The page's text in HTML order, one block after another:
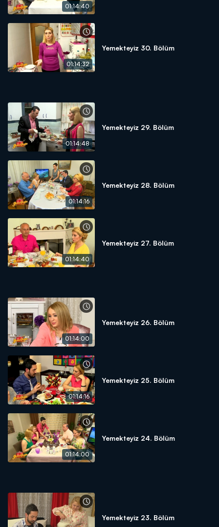
01:14:40
01:14:32
Yemekteyiz 30. Bölüm
01:14:48
Yemekteyiz 29. Bölüm
01:14:16
Yemekteyiz 28. Bölüm
01:14:40
Yemekteyiz 27. Bölüm
01:14:00
Yemekteyiz 26. Bölüm
01:14:16
Yemekteyiz 25. Bölüm
01:14:00
Yemekteyiz 24. Bölüm
Yemekteyiz 23. Bölüm